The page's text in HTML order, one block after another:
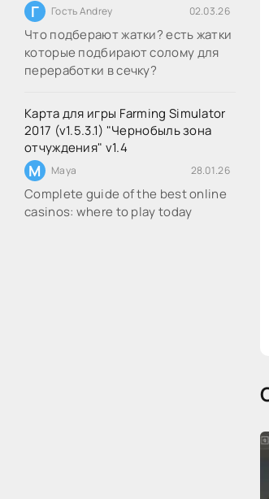
Г Гость Andrey 02.03.26
Что подберают жатки? есть жатки
которые подбирают солому для
переработки в сечку?
Карта для игры Farming Simulator
2017 (v1.5.3.1) "Чернобыль зона
отчуждения" v1.4
M Maya 28.01.26
Complete guide of the best online
casinos: where to play today